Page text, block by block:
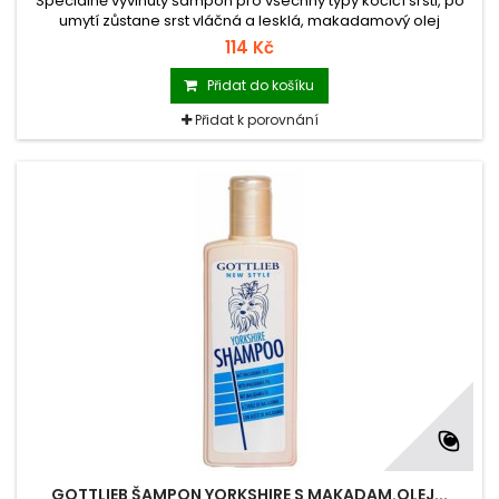
umytí zůstane srst vláčná a lesklá, makadamový olej
zvláčňuje pokožku, z níž pak může vyrůstat kvalitní hebká srst,
která se necuchá ani neláme.
114 Kč
Přidat do košíku
Přidat k porovnání
GOTTLIEB ŠAMPON YORKSHIRE S MAKADAM.OLEJ...